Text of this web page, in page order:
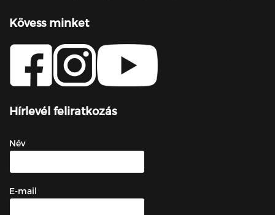
Kövess minket
Hírlevél feliratkozás
Név
E-mail